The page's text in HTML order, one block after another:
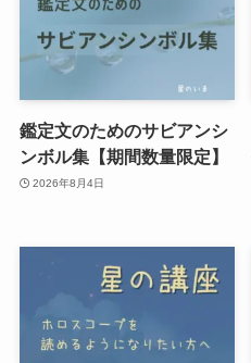
鑑定文のためのサビアンシ
ンボル集【期間数量限定】
2026年8月4日